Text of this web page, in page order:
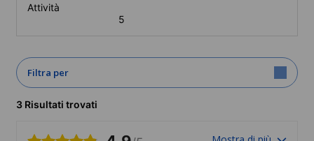
Attività
5
Filtra per
3 Risultati trovati